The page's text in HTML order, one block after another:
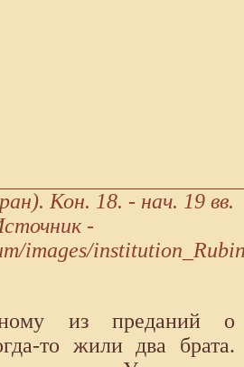
Кон. 18. - нач. 19 вв.
-
images/
из преданий о
то жили два брата.